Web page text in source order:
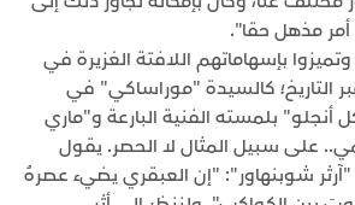
أمر مذهل حقا".
بإسهاماتهم اللافتة الغزيرة في
التاريخ؛ كالسيدة "موراساكي" في
أنجلو" بلمسته الفنية البارعة و"ماري
على سبيل المثال لا الحصر. يقول
شوبنهاور": "إن العبقري يضيء عصرهُ